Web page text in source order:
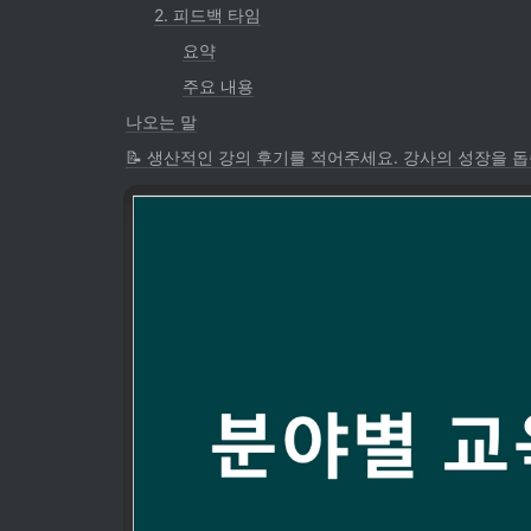
2. 피드백 타임
요약
주요 내용
나오는 말
📝 생산적인 강의 후기를 적어주세요. 강사의 성장을